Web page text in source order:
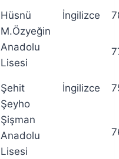
Hüsnü
M.Özyeğin
Anadolu
Lisesi
İngilizce
Şehit
Şeyho
Şişman
Anadolu
Lisesi
İngilizce